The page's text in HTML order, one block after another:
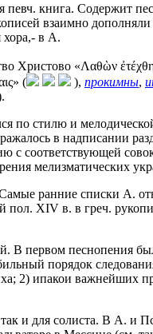
книга. Содержит
взаимно
хора,- в А.
Христово «Λαθὼν
( ), прокимны,
стилю и
в надписании
соответствующей
мелизматических
ранние списки А.
XIV в. в греч.
первом песнопения
порядок
2) ипакои важнейших
для солиста. В А. и